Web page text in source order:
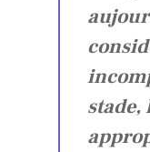
stade,